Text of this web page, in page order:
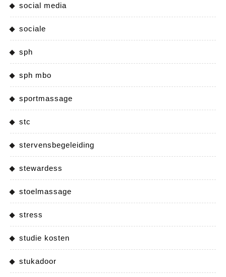
social media
sociale
sph
sph mbo
sportmassage
stc
stervensbegeleiding
stewardess
stoelmassage
stress
studie kosten
stukadoor